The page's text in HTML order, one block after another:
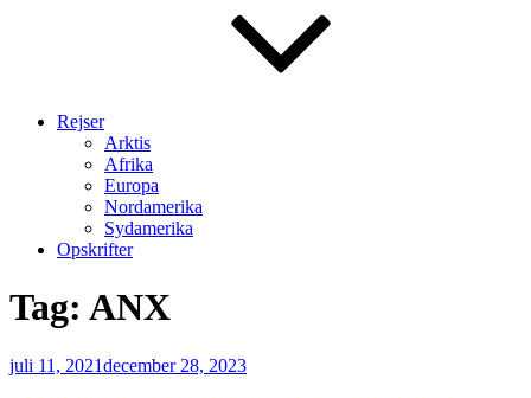
Rejser
Arktis
Afrika
Europa
Nordamerika
Sydamerika
Opskrifter
Tag: ANX
Udgivet
juli 11, 2021december 28, 2023